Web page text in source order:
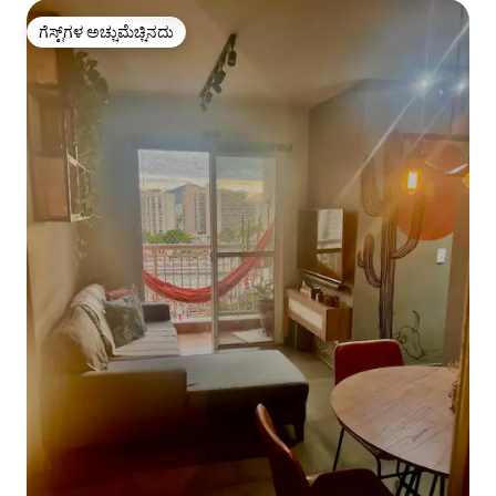
ಗೆಸ್ಟ್‌ಗಳ ಅಚ್ಚುಮೆಚ್ಚಿನದು
ಗೆಸ್ಟ್‌ಗಳ ಅಚ್ಚುಮೆಚ್ಚಿನದು